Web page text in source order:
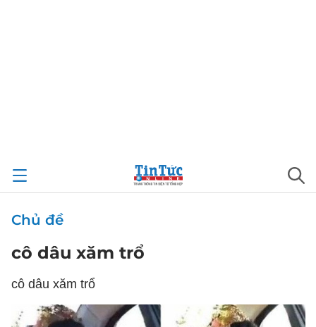
Chủ đề
cô dâu xăm trổ
cô dâu xăm trổ